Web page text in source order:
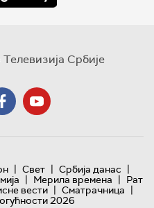
Србије
| Свет | Србија данас |
| Мерила времена | Рат
вести | Сматрачница |
2026